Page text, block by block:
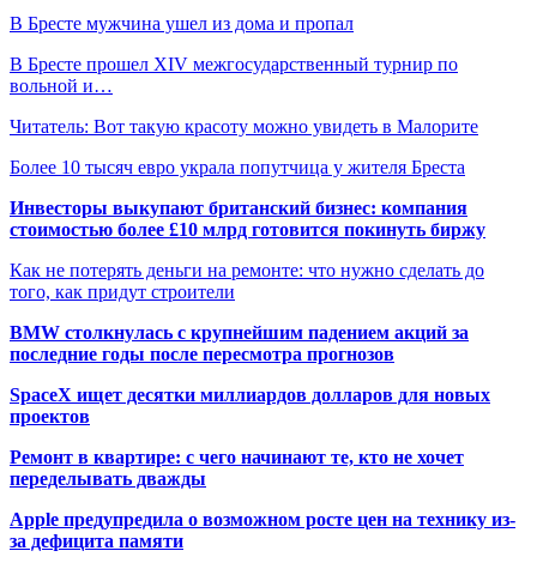
В Бресте мужчина ушел из дома и пропал
В Бресте прошел XIV межгосударственный турнир по
вольной и…
Читатель: Вот такую красоту можно увидеть в Малорите
Более 10 тысяч евро украла попутчица у жителя Бреста
Инвесторы выкупают британский бизнес: компания
стоимостью более £10 млрд готовится покинуть биржу
Как не потерять деньги на ремонте: что нужно сделать до
того, как придут строители
BMW столкнулась с крупнейшим падением акций за
последние годы после пересмотра прогнозов
SpaceX ищет десятки миллиардов долларов для новых
проектов
Ремонт в квартире: с чего начинают те, кто не хочет
переделывать дважды
Apple предупредила о возможном росте цен на технику из-
за дефицита памяти